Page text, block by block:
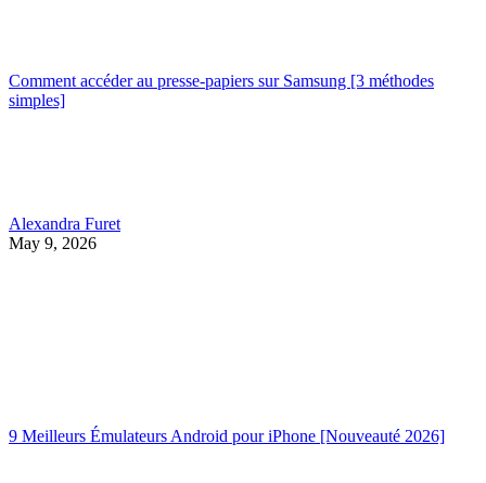
Comment accéder au presse-papiers sur Samsung [3 méthodes
simples]
Alexandra Furet
May 9, 2026
9 Meilleurs Émulateurs Android pour iPhone [Nouveauté 2026]